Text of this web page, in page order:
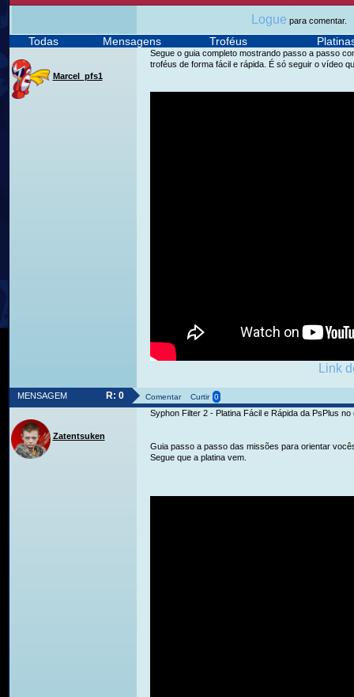
Logue para comentar.
Todas Mensagens Troféus
Marcel_pfs1
Segue o guia completo mostrando passo a passo
troféus de forma fácil e rápida. É só seguir o vídeo
Link
MENSAGEM R: 0 Comentar Curtir 0
Zatentsuken
Syphon Filter 2 - Platina Fácil e Rápida da PsPlus
Guia passo a passo das missões para orientar
Segue que a platina vem.